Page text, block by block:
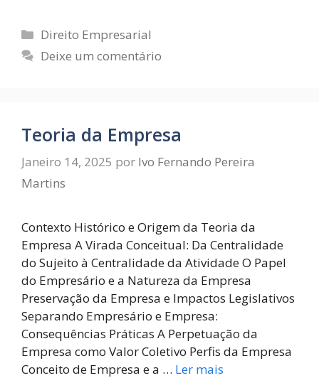
Direito Empresarial
Deixe um comentário
Teoria da Empresa
Janeiro 14, 2025 por Ivo Fernando Pereira
Martins
Contexto Histórico e Origem da Teoria da
Empresa A Virada Conceitual: Da Centralidade
do Sujeito à Centralidade da Atividade O Papel
do Empresário e a Natureza da Empresa
Preservação da Empresa e Impactos Legislativos
Separando Empresário e Empresa:
Consequências Práticas A Perpetuação da
Empresa como Valor Coletivo Perfis da Empresa
Conceito de Empresa e a … Ler mais